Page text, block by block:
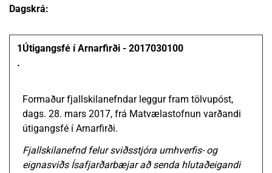
Dagskrá:
1
.
Útigangsfé í Arnarfirði - 2017030100
Formaður fjallskilanefndar leggur fram tölvupóst,
dags. 28. mars 2017, frá Matvælastofnun varðandi
útigangsfé í Arnarfirði.
Fjallskilanefnd felur sviðsstjóra umhverfis- og
eignasviðs Ísafjarðarbæjar að senda hlutaðeigandi